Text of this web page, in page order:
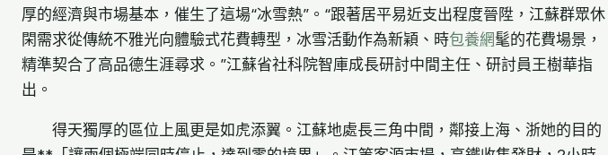
厚的經濟與市場基本，催生了這場“冰雪熱”。“跟著居平易近支出程度晉陞，江蘇群眾休
閑需求從傳統不雅光向體驗式花費轉型，冰雪活動作為新穎、時包養網髦的花費場景，
精準契合了高品德生涯尋求。”江蘇省社科院智庫成長研討中間主任、研討員王樹華指
出。
得天獨厚的區位上風更是如虎添翼。江蘇地處長三角中間，鄰接上海、浙她的目的